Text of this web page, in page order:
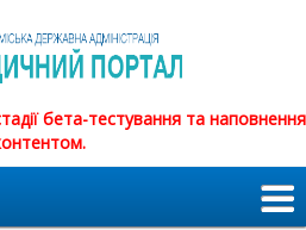
бета-тестування та наповнення